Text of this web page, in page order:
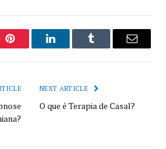
Pinterest LinkedInTumblr Email
NEXT ARTICLE
O que é Terapia de Casal?